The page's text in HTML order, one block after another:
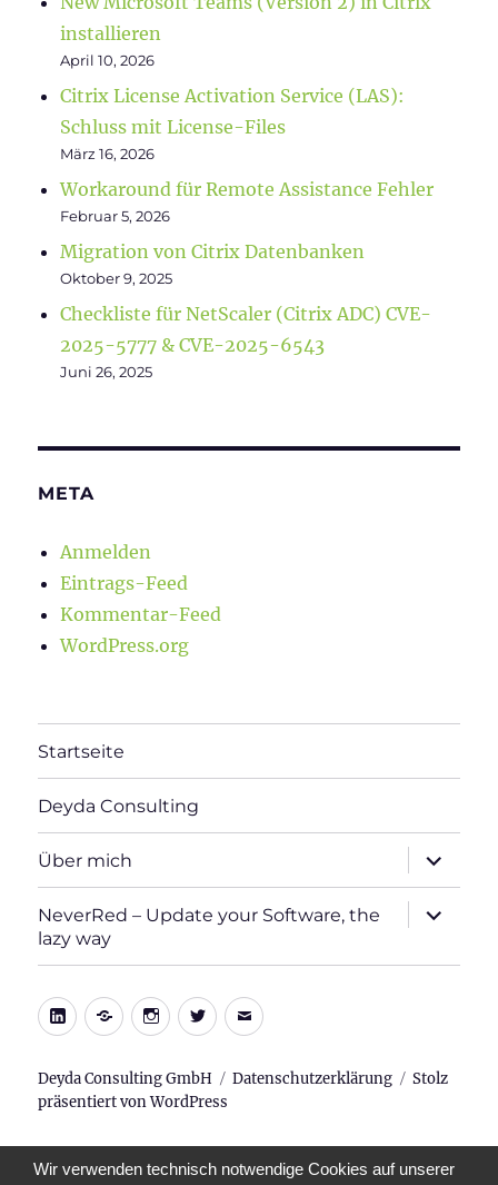
installieren
April 10, 2026
Citrix License Activation Service (LAS):
Schluss mit License-Files
März 16, 2026
Workaround für Remote Assistance Fehler
Februar 5, 2026
Migration von Citrix Datenbanken
Oktober 9, 2025
Checkliste für NetScaler (Citrix ADC) CVE-
2025-5777 & CVE-2025-6543
Juni 26, 2025
META
Anmelden
Eintrags-Feed
Kommentar-Feed
WordPress.org
Startseite
Deyda Consulting
Über mich
öffnen
NeverRed – Update your Software, the
lazy way
öffnen
LinkedIn
Xing Instagram
TwitterE-
Deyda Consulting GmbH Datenschutzerklärung
Stolz
präsentiert von WordPress
Wir verwenden technisch notwendige Cookies auf unserer